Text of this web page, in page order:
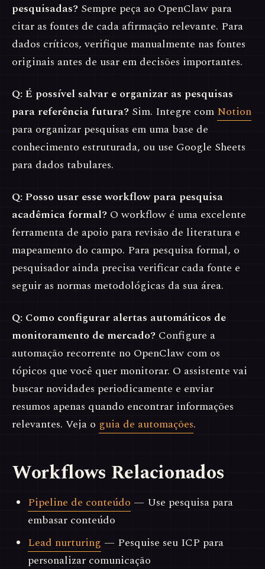
pesquisadas? Sempre peça ao OpenClaw para
citar as fontes de cada afirmação relevante. Para
dados críticos, verifique manualmente nas fontes
originais antes de usar em decisões importantes.
Q: É possível salvar e organizar as pesquisas
para referência futura? Sim. Integre com Notion
para organizar pesquisas em uma base de
conhecimento estruturada, ou use Google Sheets
para dados tabulares.
Q: Posso usar esse workflow para pesquisa
acadêmica formal? O workflow é uma excelente
ferramenta de apoio para revisão de literatura e
mapeamento do campo. Para pesquisa formal, o
pesquisador ainda precisa verificar cada fonte e
seguir as normas metodológicas da sua área.
Q: Como configurar alertas automáticos de
monitoramento de mercado? Configure a
automação recorrente no OpenClaw com os
tópicos que você quer monitorar. O assistente vai
buscar novidades periodicamente e enviar
resumos apenas quando encontrar informações
relevantes. Veja o guia de automações.
Workflows Relacionados
Pipeline de conteúdo — Use pesquisa para
embasar conteúdo
Lead nurturing — Pesquise seu ICP para
personalizar comunicação